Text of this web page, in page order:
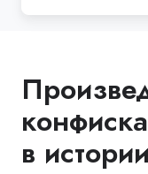
в истории